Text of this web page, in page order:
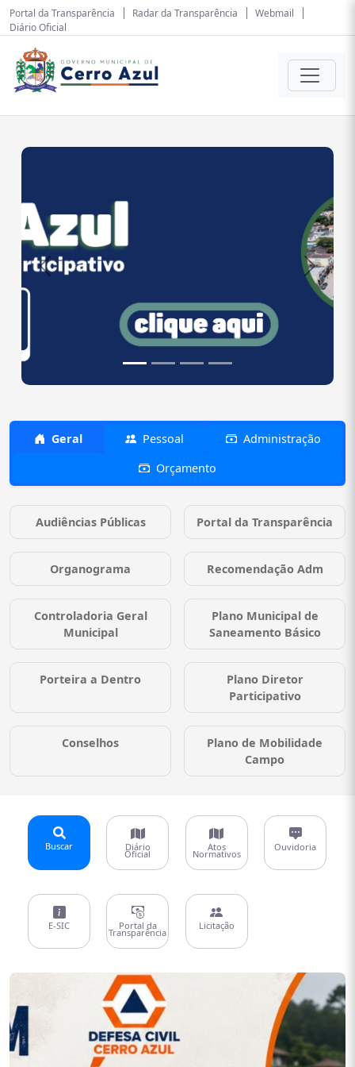
Portal da Transparência Radar da Transparência
Webmail
Diário Oficial
Anterior
Geral Pessoal
Administração
Orçamento
Audiências Públicas Portal da Transparência
Organograma Recomendação Adm
Controladoria Geral
Municipal
Plano Municipal de
Saneamento Básico
Porteira a Dentro
Plano Diretor
Participativo
Conselhos
Plano de Mobilidade
Campo
Buscar Diário
Oficial
Atos
Normativos
Ouvidoria
E-SIC Portal da
Transparência
Licitação